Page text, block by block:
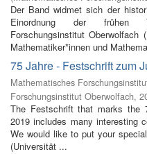
Der Band widmet sich der
Einordnung der frühen
Forschungsinstitut Oberwolfach
Mathematiker*innen und
75 Jahre - Festschrift zum
Mathematisches
Forschungsinstitut Oberwolfach,
The Festschrift that marks the
2019 includes many interesting
We would like to put your
(Universität ...